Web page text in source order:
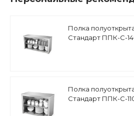
Полка
Стандарт ППК-С-
Полка
Стандарт ППК-С-